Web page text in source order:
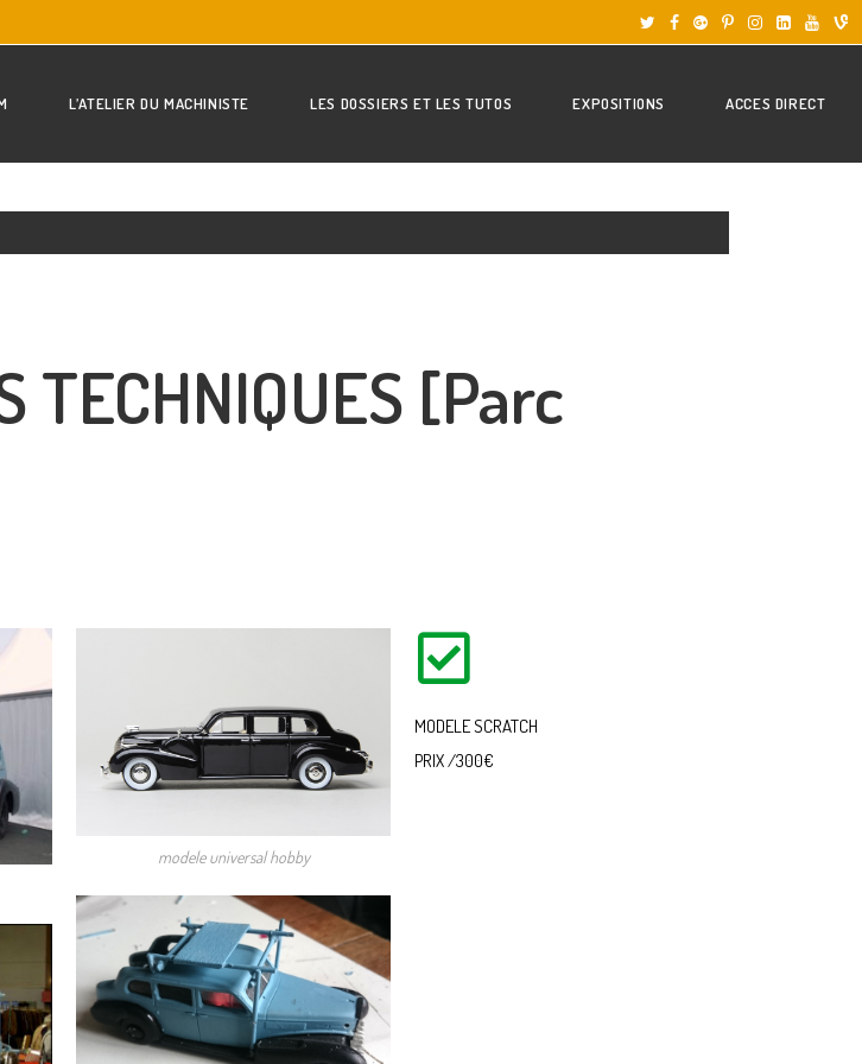
L’ATELIER DU MACHINISTE LES DOSSIERS ET LES TUTOS EXPOSITIONS ACCES DIRECT
TECHNIQUES [Parc
modele universal hobby
MODELE SCRATCH
PRIX /300€